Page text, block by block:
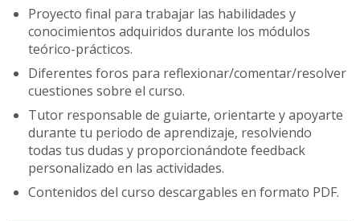
Proyecto final para trabajar las habilidades y
conocimientos adquiridos durante los módulos
teórico-prácticos.
Diferentes foros para reflexionar/comentar/resolver
cuestiones sobre el curso.
Tutor responsable de guiarte, orientarte y apoyarte
durante tu periodo de aprendizaje, resolviendo
todas tus dudas y proporcionándote feedback
personalizado en las actividades.
Contenidos del curso descargables en formato PDF.